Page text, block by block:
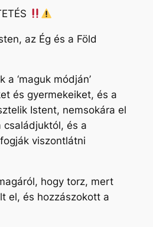
az Ég és a Föld
‘maguk módján’
és gyermekeiket, és a
Istent, nemsokára el
családjuktól, és a
viszontlátni
hogy torz, mert
el, és hozzászokott a